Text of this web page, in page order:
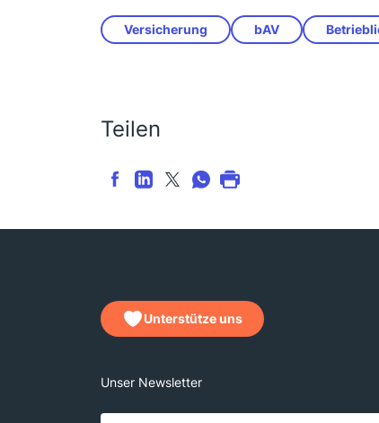
Versicherung bAV
Teilen
Unterstütze uns